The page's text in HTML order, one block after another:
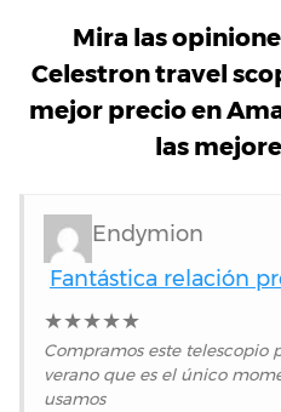
Mira las
Celestron travel
mejor precio en
las
Endymion
Fantástica relación
★★★★★
Compramos este telescopio
verano que es el único
usamos